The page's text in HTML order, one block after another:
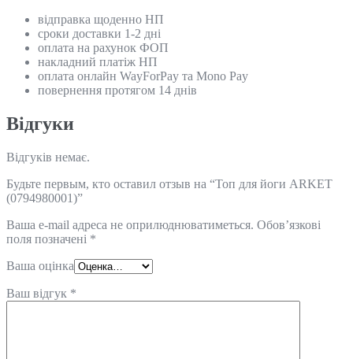
відправка щоденно НП
сроки доставки 1-2 дні
оплата на рахунок ФОП
накладний платіж НП
оплата онлайн WayForPay та Mono Pay
повернення протягом 14 днів
Відгуки
Відгуків немає.
Будьте первым, кто оставил отзыв на “Топ для йоги ARKET
(0794980001)”
Ваша e-mail адреса не оприлюднюватиметься. Обов’язкові
поля позначені *
Ваша оцінка
Ваш відгук *